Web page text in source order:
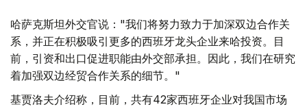
哈萨克斯坦外交官说："我们将努力致力于加深双边合作关
系，并正在积极吸引更多的西班牙龙头企业来哈投资。目
前，引资和出口促进职能由外交部承担。因此，我们在研究
着加强双边经贸合作关系的细节。"
基贾洛夫介绍称，目前，共有42家西班牙企业对我国市场